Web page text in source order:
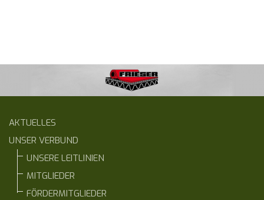
AKTUELLES
UNSER VERBUND
UNSERE LEITLINIEN
MITGLIEDER
FÖRDERMITGLIEDER